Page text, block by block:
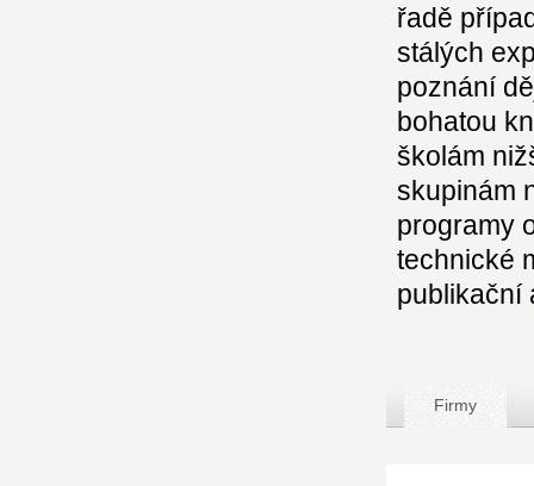
řadě
stálých
poznání
bohatou
školám
skupinám
programy
technické
publikační
Firmy